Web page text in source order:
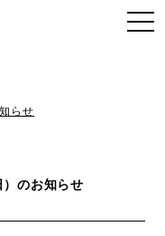
らせ
のお知らせ